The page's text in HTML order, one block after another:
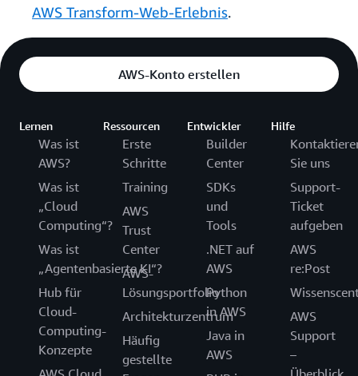
AWS Transform-Web-Erlebnis.
AWS-Konto erstellen
Lernen
Was ist
AWS?
Was ist
„Cloud
Computing“?
Was ist
„Agentenbasierte KI“?
Hub für
Cloud-
Computing-
Konzepte
Ressourcen
Erste
Schritte
Training
AWS
Trust
Center
AWS-
Lösungsportfolio
Architekturzentrum
Häufig
gestellte
Entwickler
Builder
Center
SDKs
und
Tools
.NET auf
AWS
Python
in AWS
Java in
AWS
Hilfe
Sie uns
Support-
Ticket
aufgeben
AWS
re:Post
AWS
Support
–